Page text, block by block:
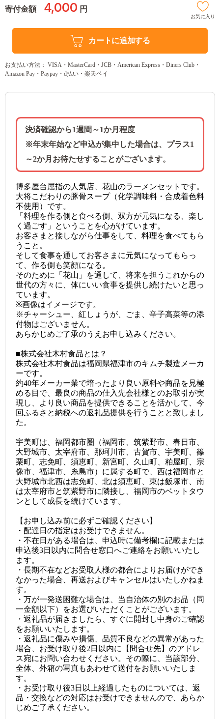
寄付金額 4,000 円
お気に入り
カートに追加する
お支払い方法： VISA・MasterCard・JCB・American Express・Diners Club・
Amazon Pay・Paypay・d払い・楽天ペイ
決済確認から1週間～1か月程度
※年末年始など申込が集中した場合は、プラス1
～2か月お待たせすることがございます。
博多屋台屈指の人気店、花山のラーメンセットです。
大将こだわりの豚骨スープ（化学調味料・合成着色料
不使用）です。
「料理を作る側と食べる側、双方が元気になる、楽し
く過ごす」ということを心がけています。
お客さまと接しながら仕事をして、料理を食べてもら
うこと。
そして食事を通してお客さまに元気になってもらっ
て、作る側も笑顔になる。
そのために「花山」を通して、将来を担うこれからの
世代の方々に、体にいい食事を提供し続けたいと思っ
ています。
※画像はイメージです。
※チャーシュー、紅しょうが、ごま、辛子高菜等の添
付物はございません。
あらかじめご了承のうえお申し込みください。
■株式会社木村食品とは？
株式会社木村食品は福岡県福津市のキムチ製造メーカ
ーです。
約40年メーカー業で培ったより良い原料や商品を見極
める目で、最良の商品の仕入先会社様とのお取引が実
現し、より良い商品を提供できることを活かして、今
回ふるさと納税への返礼品提供を行うことと致しまし
た。
宇美町は、福岡都市圏（福岡市、筑紫野市、春日市、
大野城市、太宰府市、那珂川市、古賀市、宇美町、篠
栗町、志免町、須恵町、新宮町、久山町、粕屋町、宗
像市、福津市、糸島市）に属する町で、西は福岡市と
大野城市北西は志免町、北は須恵町、東は飯塚市、南
は太宰府市と筑紫野市に隣接し、福岡市のベットタウ
ンとして成長を続けています。
【お申し込み前に必ずご確認ください】
・配達日の指定はお受けできません。
・不在日がある場合は、申込時に備考欄に記載または
申込後3日以内に問合せ窓口へご連絡をお願いいたし
ます。
・長期不在などお受取人様の都合によりお届けができ
なかった場合、再送およびキャンセルはいたしかねま
す。
・万が一発送困難な場合は、当自治体の別のお品（同
一金額以下）をお選びいただくことがございます。
・返礼品が届きましたら、すぐに開封し中身のご確認
をお願いいたします。
・返礼品に傷みや損傷、品質不良などの異常があった
場合、お受け取り後2日以内に【問合せ先】のアドレ
ス宛にお問い合わせください。その際に、当該部分、
全体、外箱の写真もあわせて送付をお願いいたしま
す。
・お受け取り後3日以上経過したものについては、返
品・交換などの対応はお受けできませんので、あらか
じめご了承ください。